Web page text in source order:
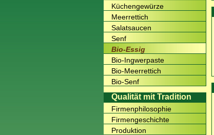
Küchengewürze
Meerrettich
Salatsaucen
Senf
Bio-Essig
Bio-Ingwerpaste
Bio-Meerrettich
Bio-Senf
Qualität mit Tradition
Firmenphilosophie
Firmengeschichte
Produktion